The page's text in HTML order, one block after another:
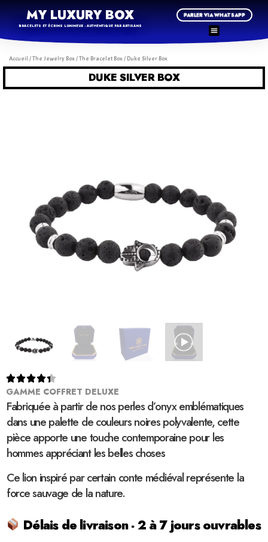
MY LUXURY BOX
BRACELETS ET ÉCRINS LUMINEUX - AUTHENTIQUE PAR ARTISANS
PARLER VIA WHATSAPP
Accueil /The Jewelry Box/The Bracelet Box/ Duke Silver Box
DUKE SILVER BOX

GAMME COFFRET DELUXE
Fabriquée à partir de nos perles d’onyx emblématiques
dans une palette de couleurs noires polyvalente, cette
pièce apporte une touche contemporaine pour les
hommes appréciant les belles choses
Ce lion inspiré par certain conte médiéval représente la
force sauvage de la nature.
Délais de livraison - 2 à 7 jours ouvrables